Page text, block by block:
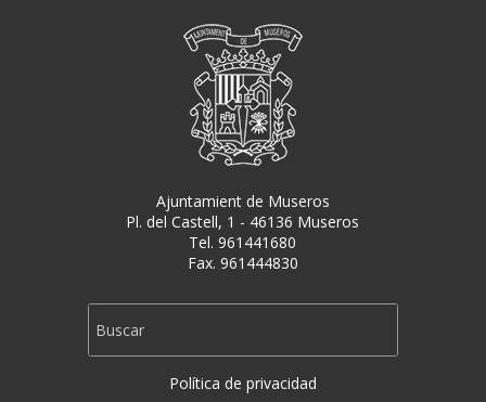
Ajuntamient de Museros
Pl. del Castell, 1 - 46136 Museros
Tel. 961441680
Fax. 961444830
Política de privacidad